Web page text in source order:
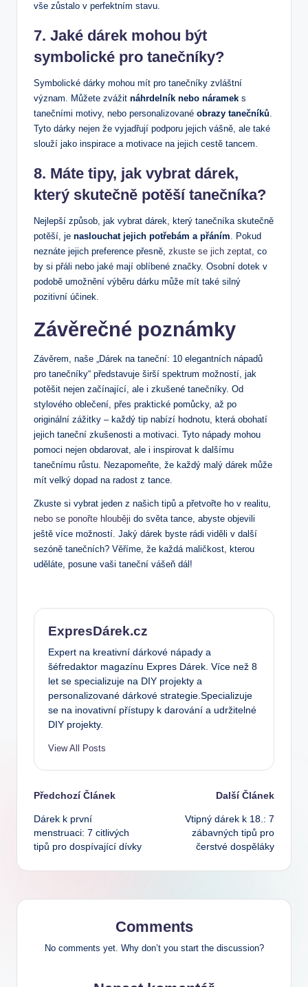
vše zůstalo v perfektním stavu.
7. Jaké dárek mohou být
symbolické pro tanečníky?
Symbolické dárky mohou mít pro tanečníky zvláštní
význam. Můžete zvážit náhrdelník nebo náramek s
tanečními motivy, nebo personalizované obrazy tanečníků.
Tyto dárky nejen že vyjadřují podporu jejich vášně, ale také
slouží jako inspirace a motivace na jejich cestě tancem.
8. Máte tipy, jak vybrat dárek,
který skutečně potěší tanečníka?
Nejlepší způsob, jak vybrat dárek, který tanečníka skutečně
potěší, je naslouchat jejich potřebám a přáním. Pokud
neznáte jejich preference přesně, zkuste se jich zeptat, co
by si přáli nebo jaké mají oblíbené značky. Osobní dotek v
podobě umožnění výběru dárku může mít také silný
pozitivní účinek.
Závěrečné poznámky
Závěrem, naše „Dárek na taneční: 10 elegantních nápadů
pro tanečníky“ představuje širší spektrum možností, jak
potěšit nejen začínající, ale i zkušené tanečníky. Od
stylového oblečení, přes praktické pomůcky, až po
originální zážitky – každý tip nabízí hodnotu, která obohatí
jejich taneční zkušenosti a motivaci. Tyto nápady mohou
pomoci nejen obdarovat, ale i inspirovat k dalšímu
tanečnímu růstu. Nezapomeňte, že každý malý dárek může
mít velký dopad na radost z tance.
Zkuste si vybrat jeden z našich tipů a přetvořte ho v realitu,
nebo se ponořte hlouběji do světa tance, abyste objevili
ještě více možností. Jaký dárek byste rádi viděli v další
sezóně tanečních? Věříme, že každá maličkost, kterou
uděláte, posune vaši taneční vášeň dál!
ExpresDárek.cz
Expert na kreativní dárkové nápady a
šéfredaktor magazínu Expres Dárek. Více než 8
let se specializuje na DIY projekty a
personalizované dárkové strategie.Specializuje
se na inovativní přístupy k darování a udržitelné
DIY projekty.
View All Posts
Post
navigation
Předchozí Článek
Dárek k první
menstruaci: 7 citlivých
tipů pro dospívající dívky
Další Článek
Vtipný dárek k 18.: 7
zábavných tipů pro
čerstvé dospěláky
Comments
No comments yet. Why don’t you start the discussion?